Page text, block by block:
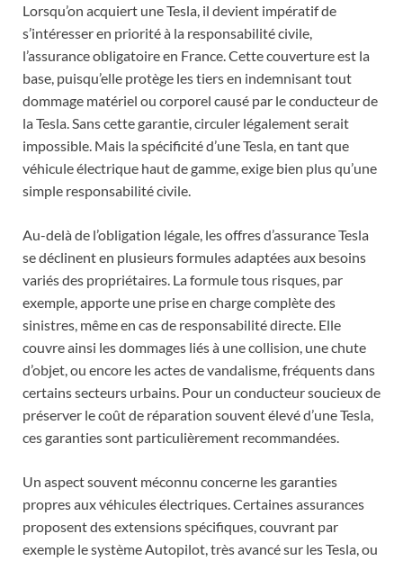
Lorsqu’on acquiert une Tesla, il devient impératif de
s’intéresser en priorité à la responsabilité civile,
l’assurance obligatoire en France. Cette couverture est la
base, puisqu’elle protège les tiers en indemnisant tout
dommage matériel ou corporel causé par le conducteur de
la Tesla. Sans cette garantie, circuler légalement serait
impossible. Mais la spécificité d’une Tesla, en tant que
véhicule électrique haut de gamme, exige bien plus qu’une
simple responsabilité civile.
Au-delà de l’obligation légale, les offres d’assurance Tesla
se déclinent en plusieurs formules adaptées aux besoins
variés des propriétaires. La formule tous risques, par
exemple, apporte une prise en charge complète des
sinistres, même en cas de responsabilité directe. Elle
couvre ainsi les dommages liés à une collision, une chute
d’objet, ou encore les actes de vandalisme, fréquents dans
certains secteurs urbains. Pour un conducteur soucieux de
préserver le coût de réparation souvent élevé d’une Tesla,
ces garanties sont particulièrement recommandées.
Un aspect souvent méconnu concerne les garanties
propres aux véhicules électriques. Certaines assurances
proposent des extensions spécifiques, couvrant par
exemple le système Autopilot, très avancé sur les Tesla, ou